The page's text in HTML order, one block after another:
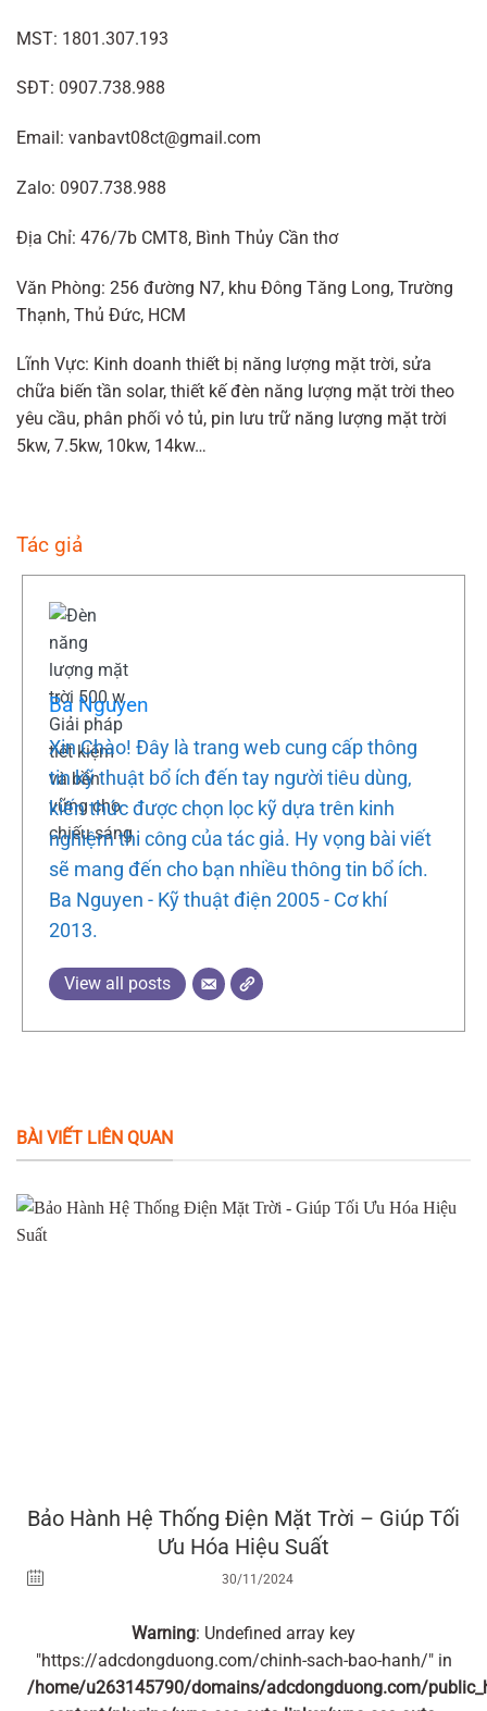
MST: 1801.307.193
SĐT: 0907.738.988
Email: vanbavt08ct@gmail.com
Zalo: 0907.738.988
Địa Chỉ: 476/7b CMT8, Bình Thủy Cần thơ
Văn Phòng: 256 đường N7, khu Đông Tăng Long, Trường
Thạnh, Thủ Đức, HCM
Lĩnh Vực: Kinh doanh thiết bị năng lượng mặt trời, sửa
chữa biến tần solar, thiết kế đèn năng lượng mặt trời theo
yêu cầu, phân phối vỏ tủ, pin lưu trữ năng lượng mặt trời
5kw, 7.5kw, 10kw, 14kw…
Tác giả
Ba Nguyen
Xin Chào! Đây là trang web cung cấp thông
tin kỹ thuật bổ ích đến tay người tiêu dùng,
kiến thức được chọn lọc kỹ dựa trên kinh
nghiệm thi công của tác giả. Hy vọng bài viết
sẽ mang đến cho bạn nhiều thông tin bổ ích.
Ba Nguyen - Kỹ thuật điện 2005 - Cơ khí
2013.
View all posts
BÀI VIẾT LIÊN QUAN
Bảo Hành Hệ Thống Điện Mặt Trời – Giúp Tối
Ưu Hóa Hiệu Suất
30/11/2024
Warning: Undefined array key
"https://adcdongduong.com/chinh-sach-bao-hanh/" in
/home/u263145790/domains/adcdongduong.com/